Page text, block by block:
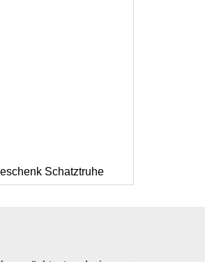
Schatztruhe